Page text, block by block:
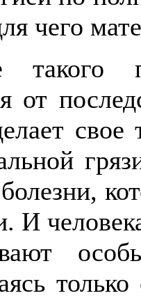
чего
такого
от
И